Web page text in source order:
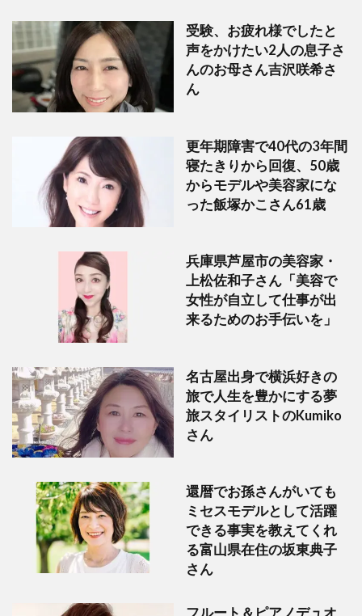
受験、お疲れ様でしたと
声をかけたい2人の息子さ
んのお母さん吉沢咲希さ
ん
更年期障害で40代の3年間
寝たきりから回復、50歳
からモデルや美容家にな
った飯塚かこさん61歳
兵庫県芦屋市の美容家・
上松佐和子さん「美容で
女性が自立して仕事が出
来るためのお手伝いを」
名古屋出身で横浜好きの
旅で人生を豊かにする夢
旅スタイリストのKumiko
さん
還暦でお孫さんがいても
ミセスモデルとして活躍
できる事実を教えてくれ
る富山県在住の坂東典子
さん